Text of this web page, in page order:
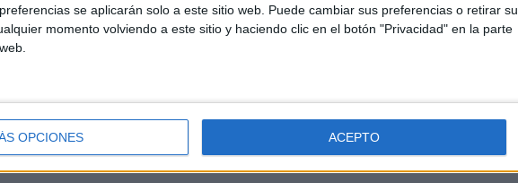
se aplicarán solo a este sitio web. Puede cambiar sus preferencias o retirar su
momento volviendo a este sitio y haciendo clic en el botón "Privacidad" en la parte
OPCIONES ACEPTO
hace de la situación actual y cuál diría que
objetivo de la persona que asuma este cargo de